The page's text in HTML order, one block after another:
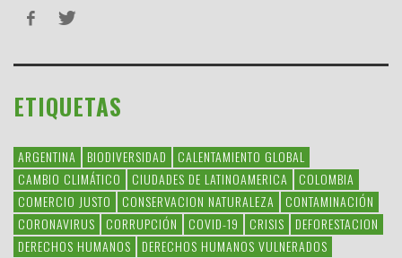
ETIQUETAS
ARGENTINA BIODIVERSIDAD
CALENTAMIENTO GLOBAL
CAMBIO CLIMÁTICO
CIUDADES DE LATINOAMERICA
COLOMBIA
COMERCIO JUSTO
CONSERVACION NATURALEZA
CONTAMINACIÓN
CORONAVIRUS
CORRUPCIÓN COVID-19 CRISIS
DEFORESTACION
DERECHOS HUMANOS
DERECHOS HUMANOS VULNERADOS